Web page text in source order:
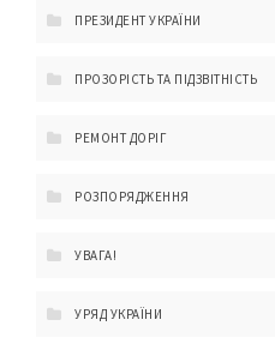
ПРЕЗИДЕНТ УКРАЇНИ
ПРОЗОРІСТЬ ТА ПІДЗВІТНІСТЬ
РЕМОНТ ДОРІГ
РОЗПОРЯДЖЕННЯ
УВАГА!
УРЯД УКРАЇНИ